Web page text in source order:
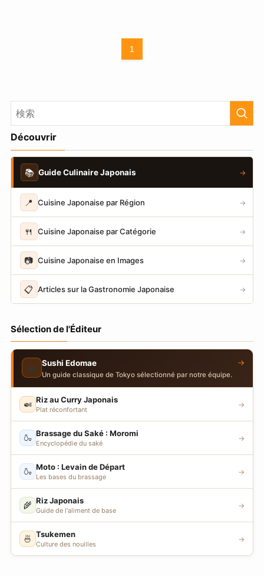
1
Découvrir
📚 Guide Culinaire Japonais →
📍 Cuisine Japonaise par Région →
🍴 Cuisine Japonaise par Catégorie →
📷 Cuisine Japonaise en Images →
📋 Articles sur la Gastronomie Japonaise →
Sélection de l'Éditeur
🍣 Sushi Edomae
Un guide classique de Tokyo sélectionné par notre équipe.
→
🍛 Riz au Curry Japonais
Plat réconfortant
→
🍶 Brassage du Saké : Moromi
Encyclopédie du saké
→
🍶 Moto : Levain de Départ
Les bases du brassage
→
🌾 Riz Japonais
Guide de l'aliment de base
→
🍜 Tsukemen
Culture des nouilles
→